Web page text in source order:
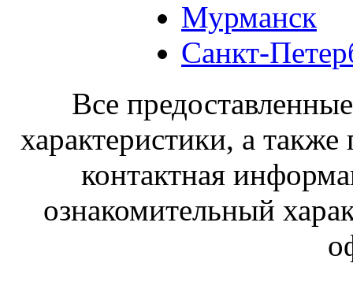
Мурманск
Санкт-
Все
характеристики, а также
контактная
ознакомительный